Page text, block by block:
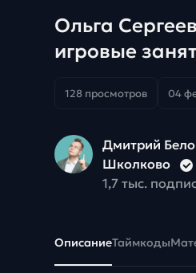
Ольга
игровые
128 просмотров 04
Дмитрий
Школково
1,7 тыс.
ОписаниеТаймкоды